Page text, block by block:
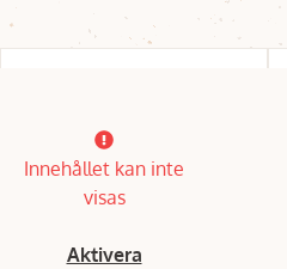
Innehållet kan inte
visas
Aktivera